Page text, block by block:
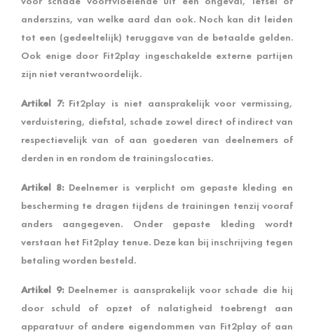
anderszins, van welke aard dan ook. Noch kan dit leiden
tot een (gedeeltelijk) teruggave van de betaalde gelden.
Ook enige door Fit2play ingeschakelde externe partijen
zijn niet verantwoordelijk.
Artikel 7:Fit2play is niet aansprakelijk voor vermissing,
verduistering, diefstal, schade zowel direct of indirect van
respectievelijk van of aan goederen van deelnemers of
derden in en rondom de trainingslocaties.
Artikel 8:Deelnemer is verplicht om gepaste kleding en
bescherming te dragen tijdens de trainingen tenzij vooraf
anders aangegeven. Onder gepaste kleding wordt
verstaan het Fit2play tenue. Deze kan bij inschrijving tegen
betaling worden besteld.
Artikel 9:Deelnemer is aansprakelijk voor schade die hij
door schuld of opzet of nalatigheid toebrengt aan
apparatuur of andere eigendommen van Fit2play of aan